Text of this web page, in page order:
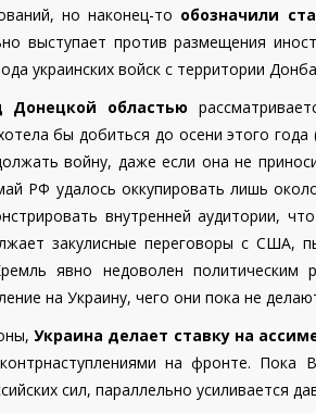
но наконец-то обозначили
выступает против размещения
украинских войск с территории
Донецкой областью
бы добиться до осени этого
войну, даже если она не
РФ удалось оккупировать лишь
внутренней аудитории,
закулисные переговоры с США,
явно недоволен
на Украину, чего они пока не
Украина делает ставку на
на фронте.
сил, параллельно усиливается